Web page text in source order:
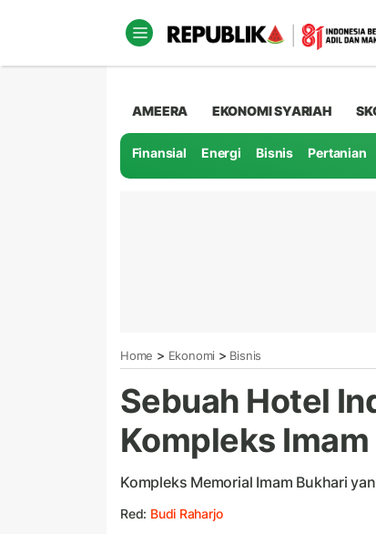
AMEERA EKONOMI SYARIAH
Finansial Energi Bisnis Pertanian
Home > Ekonomi > Bisnis
Sebuah Hotel
Kompleks
Kompleks Memorial Imam Bukhari
Red: Budi Raharjo